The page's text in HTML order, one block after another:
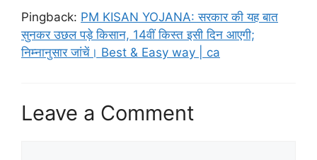
Pingback: PM KISAN YOJANA: सरकार की यह बात
सुनकर उछल पड़े किसान, 14वीं किस्त इसी दिन आएगी;
निम्नानुसार जांचें। Best & Easy way | ca
Leave a Comment